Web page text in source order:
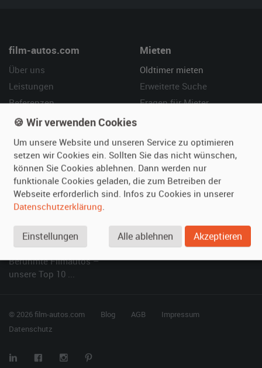
film-autos.com
Über uns
Leistungen
Referenzen
Kundenmeinungen
Mieten
Oldtimer mieten
Erweiterte Suche
Fragen für Mieter
Vermieten
Oldtimer anmelden
Fotos senden
Fragen für Vermieter
Hilfe
Häufige Fragen (FAQ)
So funktioniert's
SPECIAL
Berühmte Filmautos –
unsere Top 10 ...
© 2026 film-autos.com Blog AGB
Impressum
Datenschutz
🍪 Wir verwenden Cookies
Um unsere Website und unseren Service zu optimieren
setzen wir Cookies ein. Sollten Sie das nicht wünschen,
können Sie Cookies ablehnen. Dann werden nur
funktionale Cookies geladen, die zum Betreiben der
Webseite erforderlich sind. Infos zu Cookies in unserer
Datenschutzerklärung.
Einstellungen Alle ablehnen Akzeptieren